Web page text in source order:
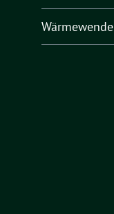
Wärmewende